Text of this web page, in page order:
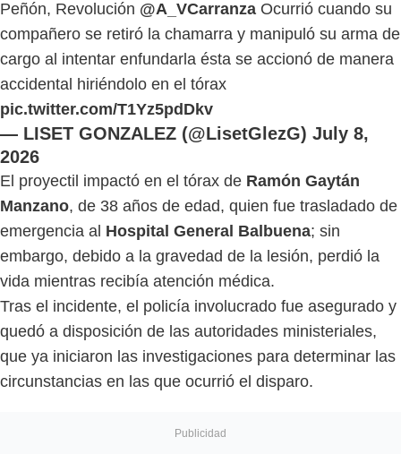
Peñón, Revolución @A_VCarranza Ocurrió cuando su
compañero se retiró la chamarra y manipuló su arma de
cargo al intentar enfundarla ésta se accionó de manera
accidental hiriéndolo en el tórax
pic.twitter.com/T1Yz5pdDkv
— LISET GONZALEZ (@LisetGlezG) July 8,
2026
El proyectil impactó en el tórax de Ramón Gaytán
Manzano, de 38 años de edad, quien fue trasladado de
emergencia al Hospital General Balbuena; sin
embargo, debido a la gravedad de la lesión, perdió la
vida mientras recibía atención médica.
Tras el incidente, el policía involucrado fue asegurado y
quedó a disposición de las autoridades ministeriales,
que ya iniciaron las investigaciones para determinar las
circunstancias en las que ocurrió el disparo.